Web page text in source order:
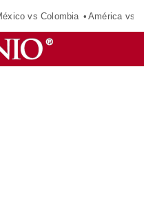
vs Colombia América vs